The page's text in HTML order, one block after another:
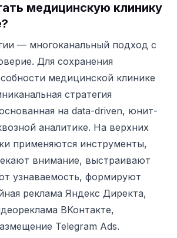
медицинскую клинику
— многоканальный подход с
Для сохранения
медицинской клинике
стратегия
на data-driven, юнит-
аналитике. На верхних
применяются инструменты,
внимание, выстраивают
узнаваемость, формируют
реклама Яндекс Директа,
ВКонтакте,
Telegram Ads.